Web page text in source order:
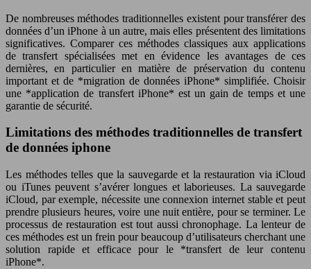
De nombreuses méthodes traditionnelles existent pour transférer des
données d’un iPhone à un autre, mais elles présentent des limitations
significatives. Comparer ces méthodes classiques aux applications
de transfert spécialisées met en évidence les avantages de ces
dernières, en particulier en matière de préservation du contenu
important et de *migration de données iPhone* simplifiée. Choisir
une *application de transfert iPhone* est un gain de temps et une
garantie de sécurité.
Limitations des méthodes traditionnelles de transfert
de données iphone
Les méthodes telles que la sauvegarde et la restauration via iCloud
ou iTunes peuvent s’avérer longues et laborieuses. La sauvegarde
iCloud, par exemple, nécessite une connexion internet stable et peut
prendre plusieurs heures, voire une nuit entière, pour se terminer. Le
processus de restauration est tout aussi chronophage. La lenteur de
ces méthodes est un frein pour beaucoup d’utilisateurs cherchant une
solution rapide et efficace pour le *transfert de leur contenu
iPhone*.